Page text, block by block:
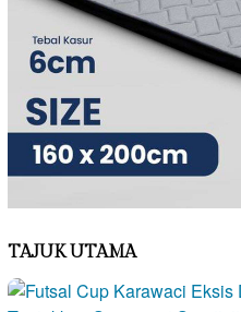
TAJUK UTAMA